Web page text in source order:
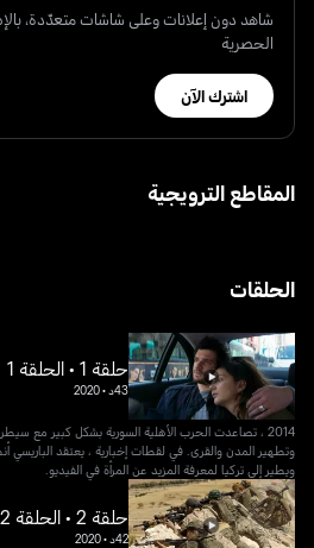
شاهد دون إعلانات وعلى شاشات متعدّدة،
الحصرية
اشترك الآن
المقاطع الترويجية
الحلقات
حلقة 1 • الحلقة 1
43د •
2020
2014 ، تصاعدت الحرب الأهلية السورية بشكل كبير مع
وتطهير المدن والقرى. في لقطات إخبارية ، يعتقد الباريسي
ويطير إلى تركيا لمعرفة المزيد عن المرأة في الفيديو.
حلقة 2 • الحلقة 2
42د •
2020